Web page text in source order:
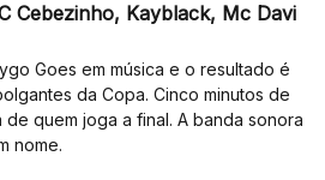
Cebezinho, Kayblack, Mc Davi
Goes em música e o resultado é
da Copa. Cinco minutos de
quem joga a final. A banda sonora
nome.